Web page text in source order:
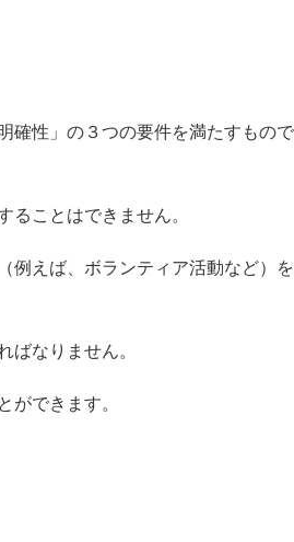
確性」の３つの要件を満たすもの
ることはできません。
例えば、ボランティア活動など）
ばなりません。
できます。